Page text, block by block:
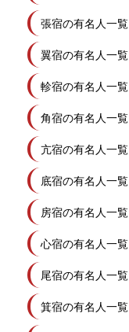
張宿の有名人一覧
翼宿の有名人一覧
軫宿の有名人一覧
角宿の有名人一覧
亢宿の有名人一覧
底宿の有名人一覧
房宿の有名人一覧
心宿の有名人一覧
尾宿の有名人一覧
箕宿の有名人一覧